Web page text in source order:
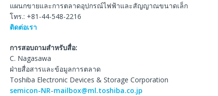
แผนกขายและการตลาดอุปกรณ์ไฟฟ้าและสัญญาณขนาดเล็ก
โทร.: +81-44-548-2216
ติดต่อเรา
การสอบถามสำหรับสื่อ:
C. Nagasawa
ฝ่ายสื่อสารและข้อมูลการตลาด
Toshiba Electronic Devices & Storage Corporation
semicon-NR-mailbox@ml.toshiba.co.jp